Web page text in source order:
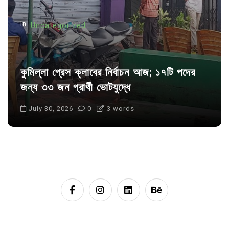
n
In Uncategorized
কুমিল্লা প্রেস ক্লাবের নির্বাচন আজ; ১৭টি পদের
জন্য ৩৩ জন প্রার্থী ভোটযুদ্ধে
July 30, 2026 0 3 words